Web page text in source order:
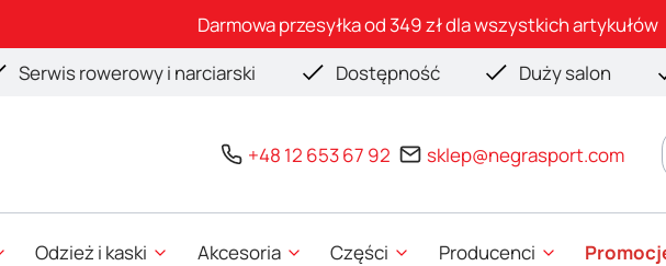
Darmowa przesyłka od 349 zł dla wszystkich artykułów
Serwis rowerowy i narciarski Dostępność Duży salon
+48 12 653 67 92 sklep@negrasport.com
Odzież i kaski Akcesoria Części Producenci